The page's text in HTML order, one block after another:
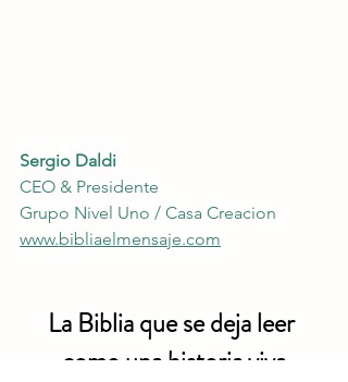
Sergio Daldi
CEO & Presidente
Grupo Nivel Uno / Casa Creacion
www.bibliaelmensaje.com
La Biblia que se deja leer
como una historia viva